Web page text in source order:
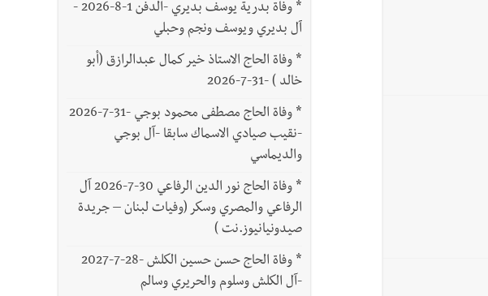
*
وفاة بدرية يوسف بديري -الدفن 1-8-2026 -
آل بديري ويوسف ونجم وحبلي
* وفاة الحاج الاستاذ خير كمال عبدالرازق (أبو
خالد ) -31-7-2026
*
وفاة الحاج مصطفى محمود بوجي -31-7-2026
-نقيب صيادي الاسماك سابقا -آل بوجي
والديماسي
*
وفاة الحاج نور الدين الرفاعي 30-7-2026 آل
الرفاعي والمصري وسكر (وفيات لبنان – جريدة
صيدونيانيوز.نت )
*
وفاة الحاج حسن حسين الكلش -28-7-2027
-آل الكلش وسلوم والحريري وسالم